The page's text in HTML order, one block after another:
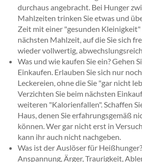
durchaus angebracht. Bei Hunger
Mahlzeiten trinken Sie etwas und
Zeit mit einer "gesunden Kleinigkeit"
nächsten Mahlzeit, auf die Sie sich
wieder vollwertig,
Was und wie kaufen Sie ein? Gehen
Einkaufen. Erlauben Sie sich nur
Leckereien, ohne die Sie "gar nicht
Verzichten Sie beim nächsten
weiteren "Kalorienfallen". Schaffen
Haus, denen Sie erfahrungsgemäß
können. Wer gar nicht erst in
kann ihr auch nicht nachgeben.
Was ist der Auslöser für
Anspannung, Ärger, Traurigkeit,